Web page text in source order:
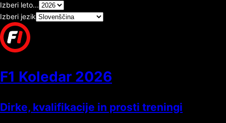
Izberi leto...
Izberi jezik
F1 Koledar 2026
Dirke, kvalifikacije in prosti treningi